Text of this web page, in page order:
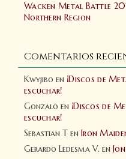
Wacken Metal Battle
Northern Region
Comentarios
Kwyjibo en ¡Discos de
escuchar!
Gonzalo en ¡Discos de
escuchar!
Sebastian T en Iron
Gerardo Ledesma V. en